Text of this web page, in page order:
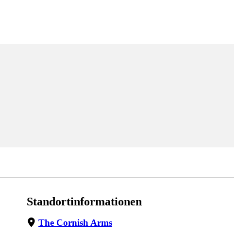
Standortinformationen
The Cornish Arms